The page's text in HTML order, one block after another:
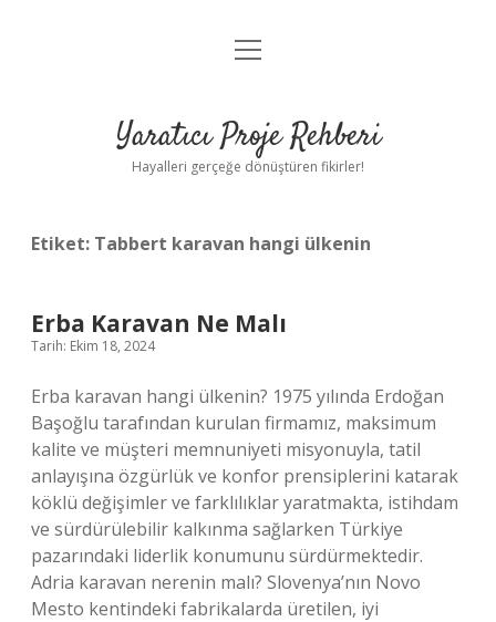
Anasayfa
Yasal Uyarı
menüyü
Yaratıcı Proje Rehberi
Hayalleri gerçeğe dönüştüren fikirler!
Etiket: Tabbert karavan hangi ülkenin
Erba Karavan Ne Malı
Tarih: Ekim 18, 2024
Erba karavan hangi ülkenin? 1975 yılında Erdoğan
Başoğlu tarafından kurulan firmamız, maksimum
kalite ve müşteri memnuniyeti misyonuyla, tatil
anlayışına özgürlük ve konfor prensiplerini katarak
köklü değişimler ve farklılıklar yaratmakta, istihdam
ve sürdürülebilir kalkınma sağlarken Türkiye
pazarındaki liderlik konumunu sürdürmektedir.
Adria karavan nerenin malı? Slovenya’nın Novo
Mesto kentindeki fabrikalarda üretilen, iyi